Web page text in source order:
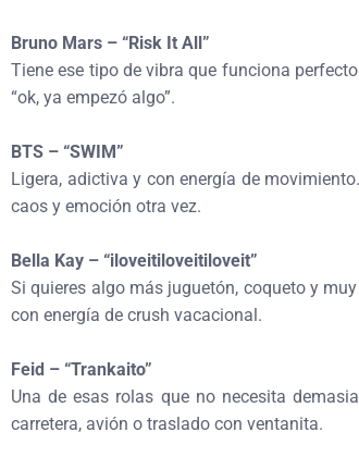
Bruno Mars – “Risk It All”
Tiene ese tipo de vibra que funciona
“ok, ya empezó algo”.
BTS – “SWIM”
Ligera, adictiva y con energía de
caos y emoción otra vez.
Bella Kay – “iloveitiloveitiloveit”
Si quieres algo más juguetón, coqueto y
con energía de crush vacacional.
Feid – “Trankaito”
Una de esas rolas que no necesita
carretera, avión o traslado con ventanita.